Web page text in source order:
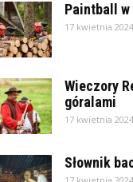
Paintball w
17 kwietnia 2024
Wieczory
góralami
17 kwietnia 2024
Słownik